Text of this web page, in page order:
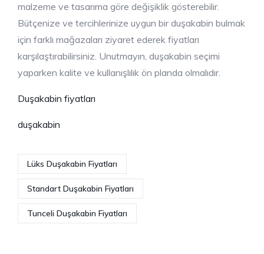
malzeme ve tasarıma göre değişiklik gösterebilir.
Bütçenize ve tercihlerinize uygun bir duşakabin bulmak
için farklı mağazaları ziyaret ederek fiyatları
karşılaştırabilirsiniz. Unutmayın, duşakabin seçimi
yaparken kalite ve kullanışlılık ön planda olmalıdır.
Duşakabin fiyatları
duşakabin
Lüks Duşakabin Fiyatları
Standart Duşakabin Fiyatları
Tunceli Duşakabin Fiyatları